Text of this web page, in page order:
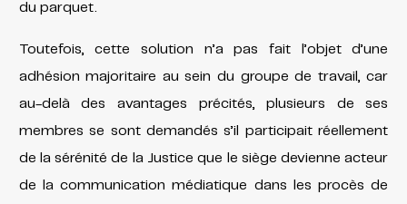
du parquet.
Toutefois, cette solution n’a pas fait l’objet d’une
adhésion majoritaire au sein du groupe de travail, car
au-delà des avantages précités, plusieurs de ses
membres se sont demandés s’il participait réellement
de la sérénité de la Justice que le siège devienne acteur
de la communication médiatique dans les procès de